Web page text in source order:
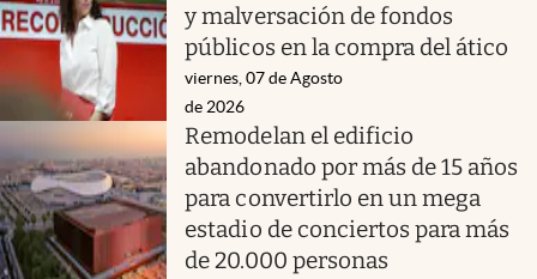
y malversación de fondos
públicos en la compra del ático
viernes, 07 de Agosto
de 2026
Remodelan el edificio
abandonado por más de 15 años
para convertirlo en un mega
estadio de conciertos para más
de 20.000 personas